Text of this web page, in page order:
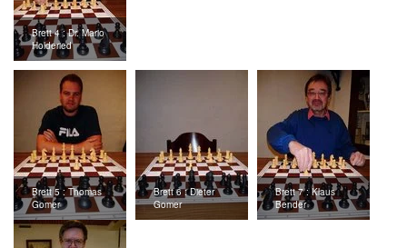
Brett 4 : Dr. Mario
Holderied
Brett 5 : Thomas
Gomer
Brett 6 : Dieter
Gomer
Brett 7 : Klaus
Bender